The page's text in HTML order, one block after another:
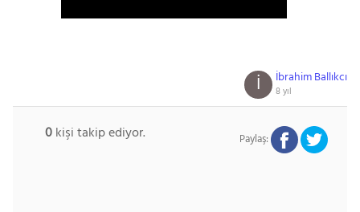
İbrahim Ballıkcı
8 yıl
İ
0kişi takip ediyor. Paylaş: